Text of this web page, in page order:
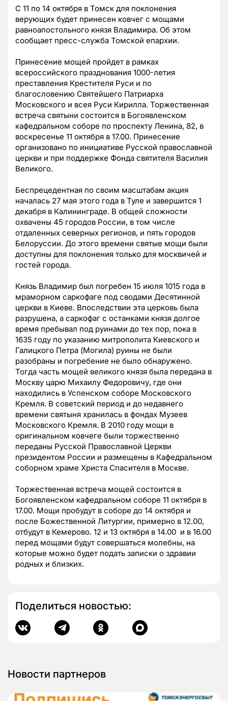
С 11 по 14 октября в Томск для поклонения
верующих будет принесен ковчег с мощами
равноапостольного князя Владимира. Об этом
сообщает пресс-служба Томской епархии.
Принесение мощей пройдет в рамках
всероссийского празднования 1000-летия
преставления Крестителя Руси и по
благословению Святейшего Патриарха
Московского и всея Руси Кирилла. Торжественная
встреча святыни состоится в Богоявленском
кафедральном соборе по проспекту Ленина, 82, в
воскресенье 11 октября в 17.00. Принесение
организовано по инициативе Русской православной
церкви и при поддержке Фонда святителя Василия
Великого.
Беспрецедентная по своим масштабам акция
началась 27 мая этого года в Туле и завершится 1
декабря в Калининграде. В общей сложности
охвачены 45 городов России, в том числе
отдаленных северных регионов, и пять городов
Белоруссии. До этого времени святые мощи были
доступны для поклонения только для москвичей и
гостей города.
Князь Владимир был погребен 15 июля 1015 года в
мраморном саркофаге под сводами Десятинной
церкви в Киеве. Впоследствии эта церковь была
разрушена, а саркофаг с останками князя долгое
время пребывал под руинами до тех пор, пока в
1635 году по указанию митрополита Киевского и
Галицкого Петра (Могила) руины не были
разобраны и погребение не было обнаружено.
Тогда часть мощей великого князя была передана в
Москву царю Михаилу Федоровичу, где они
находились в Успенском соборе Московского
Кремля. В советский период и до недавнего
времени святыня хранилась в фондах Музеев
Московского Кремля. В 2010 году мощи в
оригинальном ковчеге были торжественно
переданы Русской Православной Церкви
президентом России и размещены в Кафедральном
соборном храме Христа Спасителя в Москве.
Торжественная встреча мощей состоится в
Богоявленском кафедральном соборе 11 октября в
17.00. Мощи пробудут в соборе до 14 октября и
после Божественной Литургии, примерно в 12.00,
отбудут в Кемерово. 12 и 13 октября в 14.00 и в 16.00
перед мощами будут совершаться молебны, на
которые можно будет подать записки о здравии
родных и близких.
Поделиться новостью:
Новости партнеров